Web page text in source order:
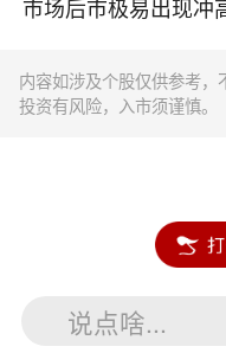
市场后市极易出现冲
内容如涉及个股仅供参考，
投资有风险，入市须谨慎。
说点啥...